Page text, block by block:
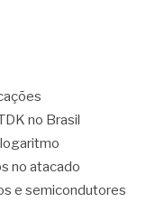
no Brasil
no atacado
e semicondutores